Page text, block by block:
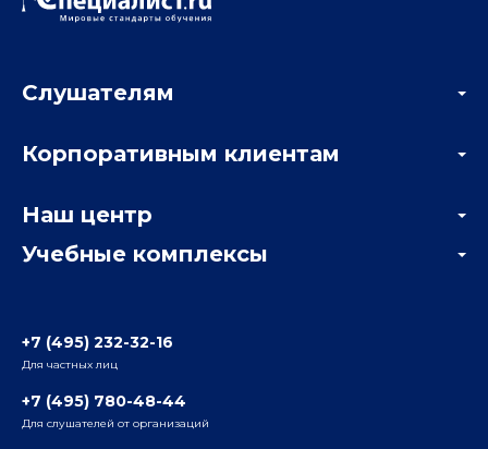
Учебные комплексы
Радио
ул. Радио, д.24, корпус 1, 2-й подъезд, 2-й этаж
Слушателям
Мастер-классы и вебинары
Корпоративным клиентам
Отзывы компаний
Наш центр
Информация о центре
+7 (495) 232-32-16
Для частных лиц
+7 (495) 780-48-44
Для слушателей от организаций